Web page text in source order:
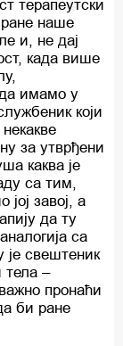
терапеутски
ране наше
и, не дај
када више
да имамо у
који
за утврђени
каква је
са тим,
завој, а
да ту
са
је свештеник
тела –
пронаћи
би ране